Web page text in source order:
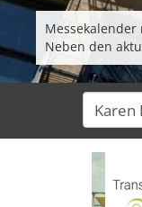
Neben den